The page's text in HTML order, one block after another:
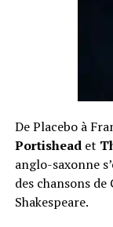
De Placebo à
Portisheadet
anglo-saxonne
des chansons
Shakespeare.